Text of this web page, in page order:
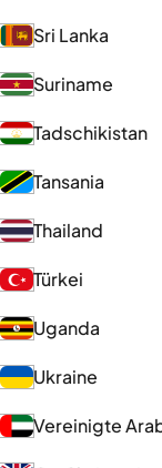
Sri Lanka
Suriname
Tadschikistan
Tansania
Thailand
Türkei
Uganda
Ukraine
Vereinigte